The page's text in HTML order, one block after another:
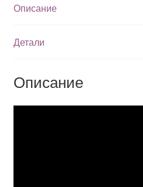
Описание
Детали
Описание